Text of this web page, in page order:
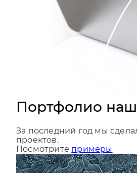
Портфолио
За последний год мы
проектов.
Посмотритепримеры